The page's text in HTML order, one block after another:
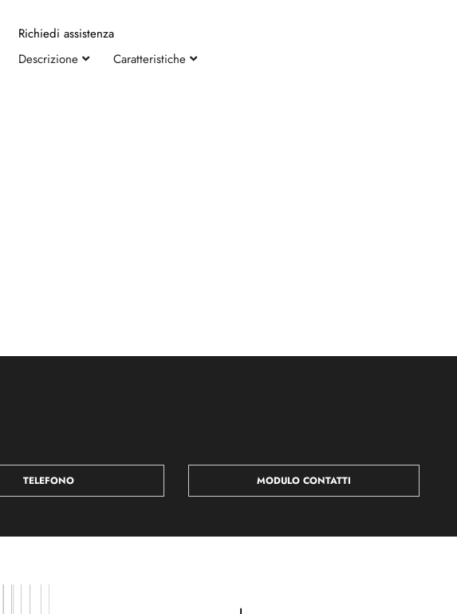
Richiedi assistenza
Descrizione
Caratteristiche
TELEFONO MODULO CONTATTI